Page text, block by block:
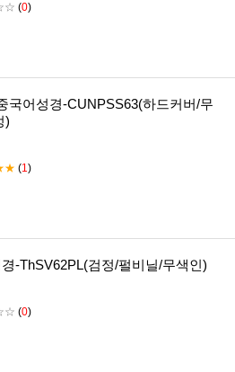
(0)
국어성경-CUNPSS63(하드커버/무
)
(1)
-ThSV62PL(검정/펄비닐/무색인)
(0)